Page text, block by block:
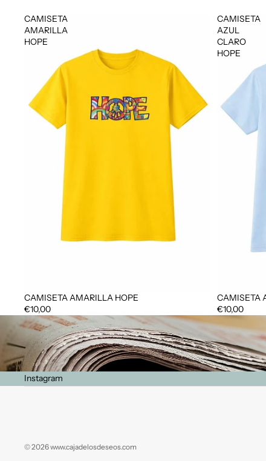
CAMISETA
AMARILLA
HOPE
CAMISETA AMARILLA HOPE
€10,00
CAMISETA
AZUL
CLARO
HOPE
CAMISETA
€10,00
Instagram
© 2026www.cajadelosdeseos.com